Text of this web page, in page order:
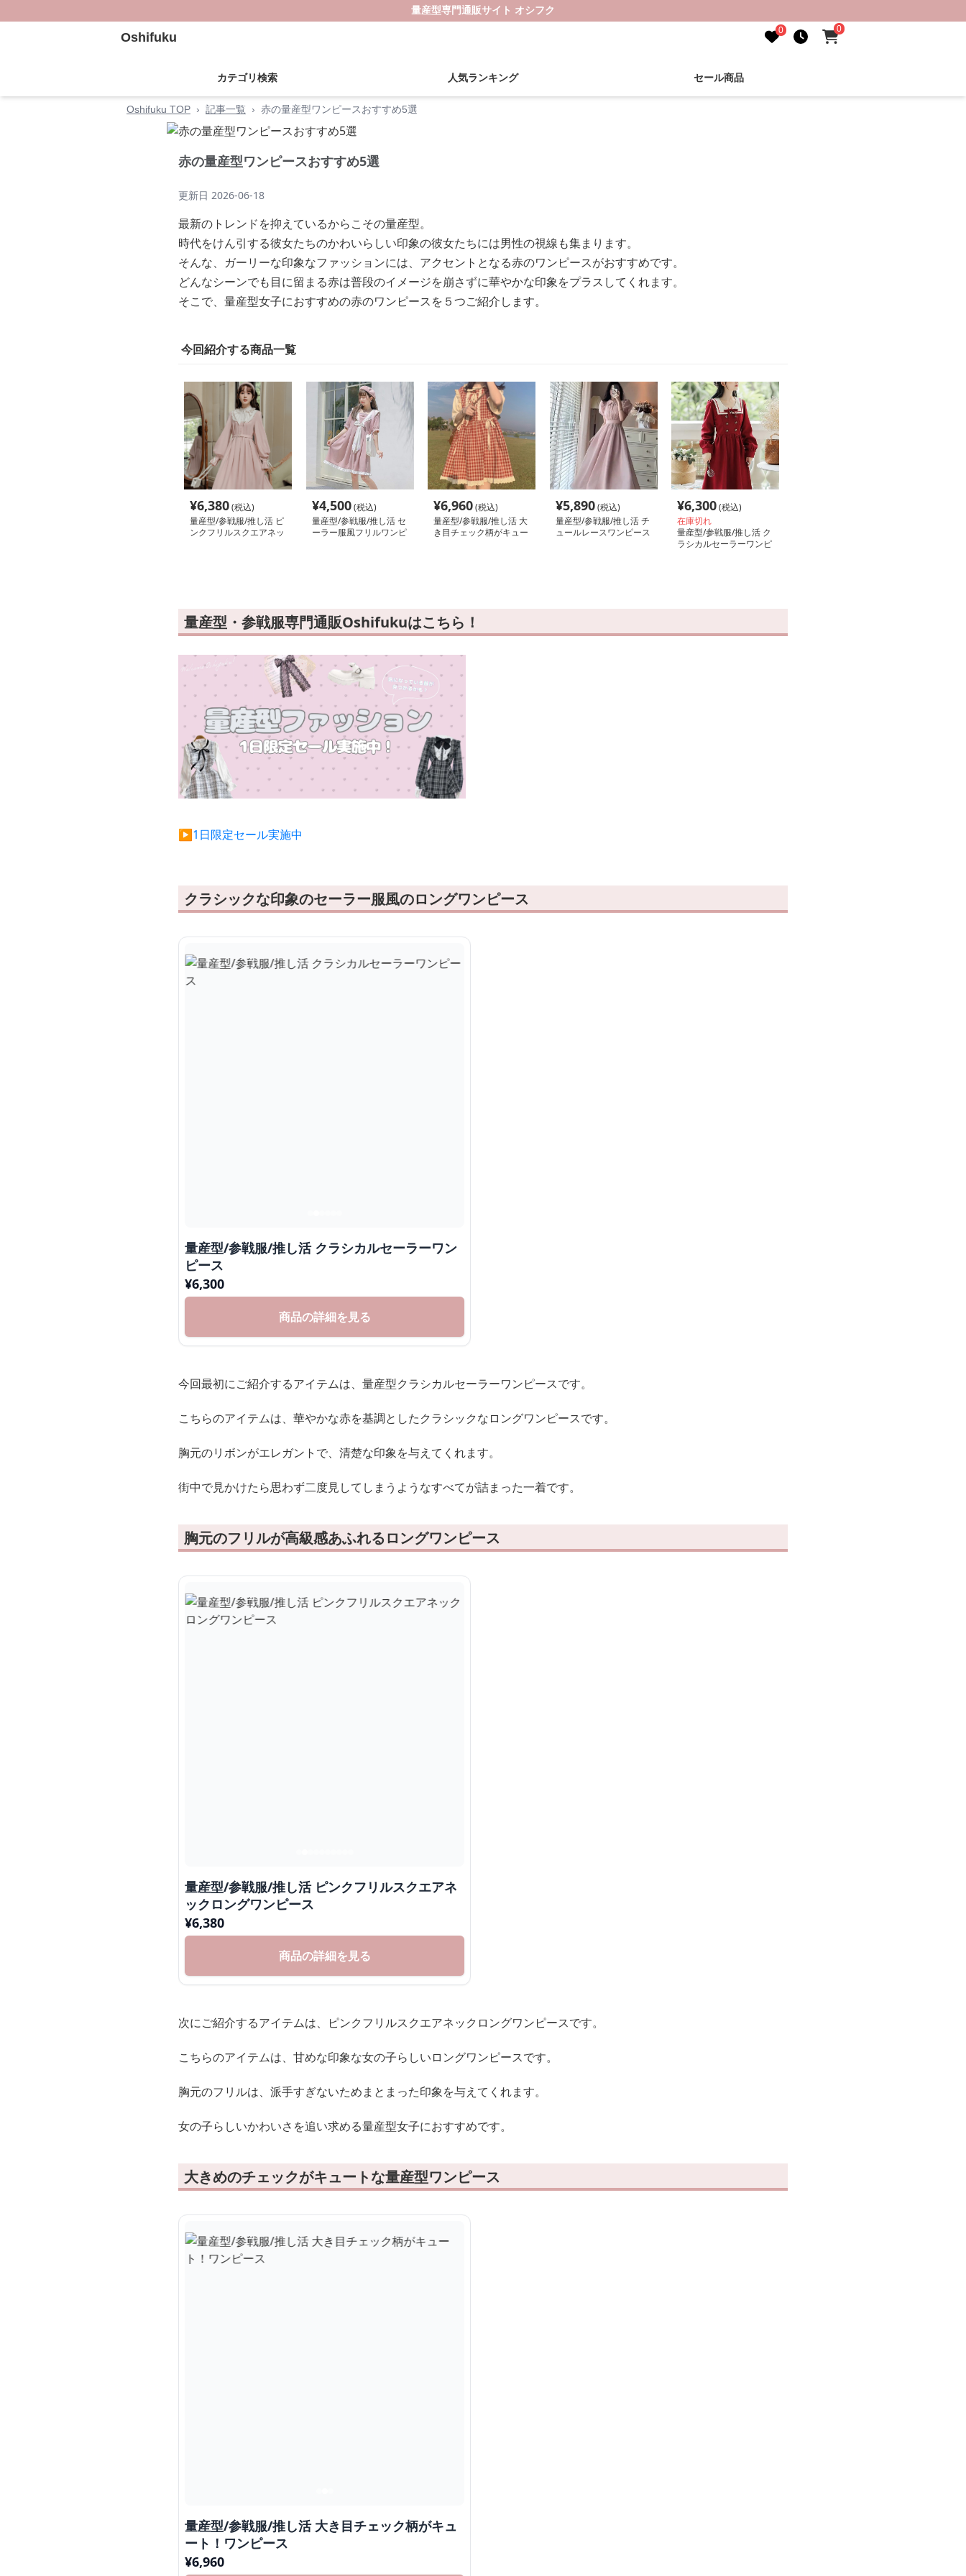
量産型専門通販サイト オシフク
Oshifuku 0 0
カテゴリ検索 人気ランキング セール商品
Oshifuku TOP › 記事一覧 › 赤の量産型ワンピースおすすめ5選
赤の量産型ワンピースおすすめ5選
更新日 2026-06-18
最新のトレンドを抑えているからこその量産型。
時代をけん引する彼女たちのかわいらしい印象の彼女たちには男性の視線も集まります。
そんな、ガーリーな印象なファッションには、アクセントとなる赤のワンピースがおすすめです。
どんなシーンでも目に留まる赤は普段のイメージを崩さずに華やかな印象をプラスしてくれます。
そこで、量産型女子におすすめの赤のワンピースを５つご紹介します。
今回紹介する商品一覧
¥6,380(税込)
量産型/参戦服/推し活 ピ
ンクフリルスクエアネッ
¥4,500(税込)
量産型/参戦服/推し活 セ
ーラー服風フリルワンピ
¥6,960(税込)
量産型/参戦服/推し活 大
き目チェック柄がキュー
¥5,890(税込)
量産型/参戦服/推し活 チ
ュールレースワンピース
¥6,300(税込)
在庫切れ
量産型/参戦服/推し活 ク
ラシカルセーラーワンピ
量産型・参戦服専門通販Oshifukuはこちら！
▶︎1日限定セール実施中
クラシックな印象のセーラー服風のロングワンピース
量産型/参戦服/推し活 クラシカルセーラーワン
ピース
¥6,300
商品の詳細を見る
今回最初にご紹介するアイテムは、量産型クラシカルセーラーワンピースです。
こちらのアイテムは、華やかな赤を基調としたクラシックなロングワンピースです。
胸元のリボンがエレガントで、清楚な印象を与えてくれます。
街中で見かけたら思わず二度見してしまうようなすべてが詰まった一着です。
胸元のフリルが高級感あふれるロングワンピース
量産型/参戦服/推し活 ピンクフリルスクエアネ
ックロングワンピース
¥6,380
商品の詳細を見る
次にご紹介するアイテムは、ピンクフリルスクエアネックロングワンピースです。
こちらのアイテムは、甘めな印象な女の子らしいロングワンピースです。
胸元のフリルは、派手すぎないためまとまった印象を与えてくれます。
女の子らしいかわいさを追い求める量産型女子におすすめです。
大きめのチェックがキュートな量産型ワンピース
量産型/参戦服/推し活 大き目チェック柄がキュ
ート！ワンピース
¥6,960